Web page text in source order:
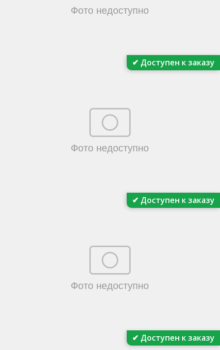
✔ Доступен к заказу
✔ Доступен к заказу
✔ Доступен к заказу